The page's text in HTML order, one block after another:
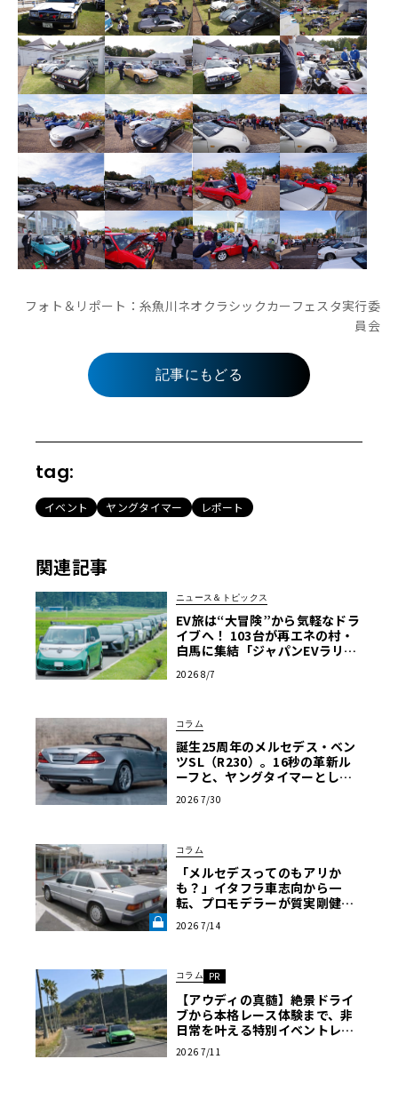
フォト＆リポート：糸魚川ネオクラシックカーフェスタ実行委
員会
記事にもどる
tag:
イベント ヤングタイマー レポート
関連記事
ニュース＆トピックス
EV旅は“大冒険”から気軽なドラ
イブへ！ 103台が再エネの村・
白馬に集結「ジャパンEVラリー
2026 8/7
コラム
誕生25周年のメルセデス・ベン
ツSL（R230）。16秒の革新ル
ーフと、ヤングタイマーとして
の全貌
2026 7/30
コラム
「メルセデスってのもアリか
も？」イタフラ車志向から一
転、プロモデラーが質実剛健な
ルセデス190E日記】第8回《LE
2026 7/14
コラム PR
【アウディの真髄】絶景ドライ
ブから本格レース体験まで、非
日常を叶える特別イベントレポ
ート〈PR〉
2026 7/11